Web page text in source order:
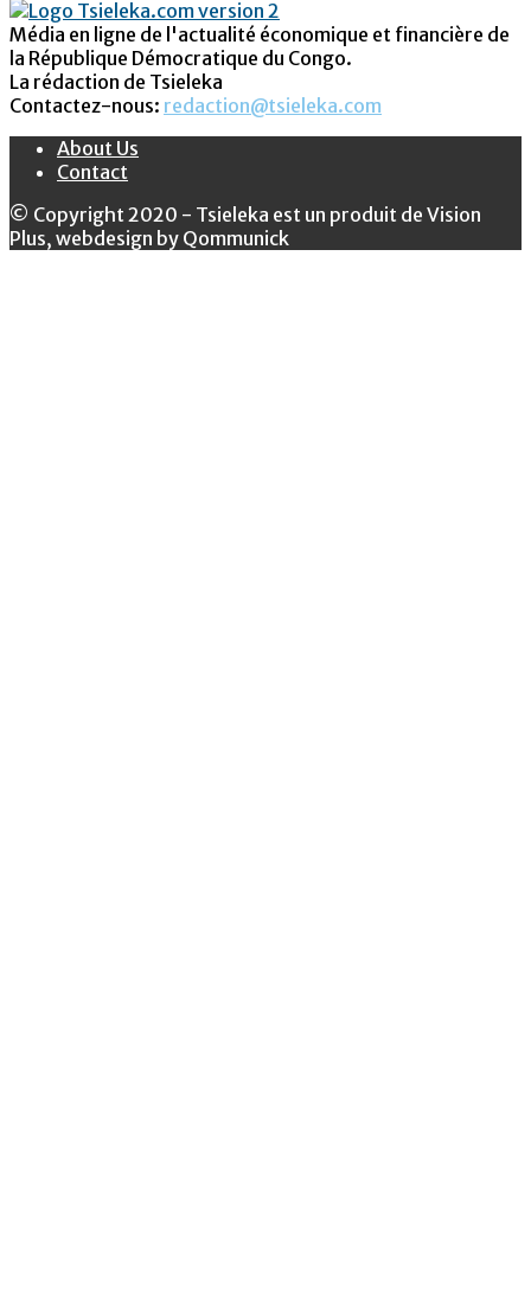
Média en ligne de l'actualité économique et financière de
la République Démocratique du Congo.
La rédaction de Tsieleka
Contactez-nous: redaction@tsieleka.com
About Us
Contact
© Copyright 2020 - Tsieleka est un produit de Vision
Plus, webdesign by Qommunick